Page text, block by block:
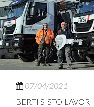
07/04/2021
BERTI SISTO